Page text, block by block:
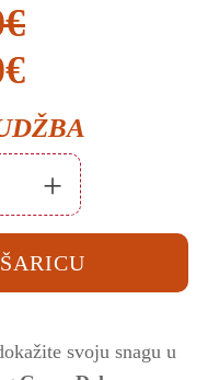
€
€Trenutna
cijena
je:
46.00€.
+
svoju snagu u